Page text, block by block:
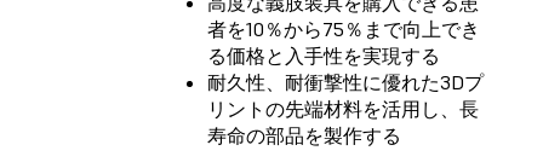
者を10％から75％まで向上でき
る価格と入手性を実現する
耐久性、耐衝撃性に優れた3Dプ
リントの先端材料を活用し、長
寿命の部品を製作する